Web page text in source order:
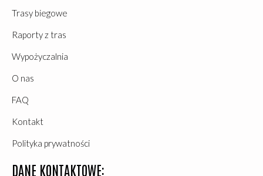
Trasy biegowe
Raporty z tras
Wypożyczalnia
O nas
FAQ
Kontakt
Polityka prywatności
DANE KONTAKTOWE: